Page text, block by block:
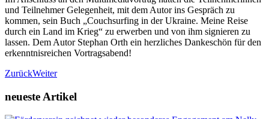
und Teilnehmer Gelegenheit, mit dem Autor ins Gespräch zu
kommen, sein Buch „Couchsurfing in der Ukraine. Meine Reise
durch ein Land im Krieg“ zu erwerben und von ihm signieren zu
lassen. Dem Autor Stephan Orth ein herzliches Dankeschön für den
erkenntnisreichen Vortragsabend!
ZurückWeiter
neueste Artikel